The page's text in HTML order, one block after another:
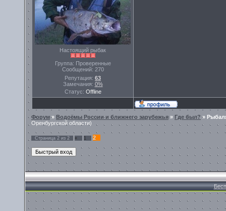
Настоящий рыбак
Группа: Проверенные
Сообщений: 270
Репутация: 63
Замечания: 0%
Статус: Offline
Форум» Водоёмы России и ближнего зарубежья » Где был? »
Оренбургской области)
Страница 2 из 2 « 1 2